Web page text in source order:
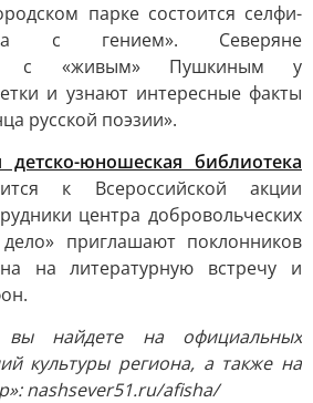
парке состоится селфи-
с гением». Северяне
с «живым» Пушкиным у
и узнают интересные факты
русской поэзии».
детско-юношеская библиотека
к Всероссийской акции
центра добровольческих
приглашают поклонников
на литературную встречу и
найдете на официальных
культуры региона, а также на
nashsever51.ru/afisha/